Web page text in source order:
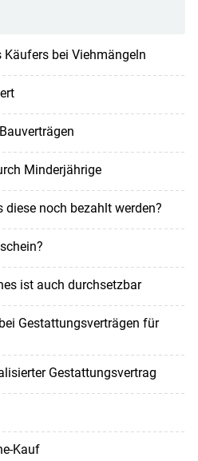
Käufers bei Viehmängeln
Minderjährige
diese noch bezahlt werden?
ist auch durchsetzbar
Gestattungsverträgen für
Gestattungsvertrag
Kauf